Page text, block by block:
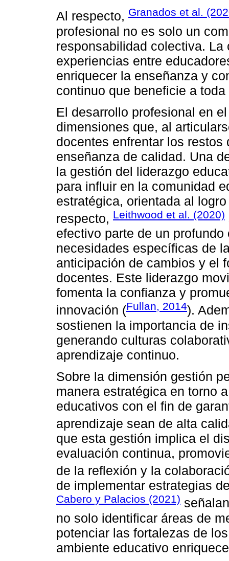
Al respecto, Granados et al.
profesional no es solo un
responsabilidad colectiva.
experiencias entre
enriquecer la enseñanza y
continuo que beneficie a
El desarrollo profesional en
dimensiones que, al
docentes enfrentar los
enseñanza de calidad. Una
la gestión del liderazgo
para influir en la comunidad
estratégica, orientada al
respecto, Leithwood et al. (2020)
efectivo parte de un
necesidades específicas de
anticipación de cambios y el
docentes. Este liderazgo
fomenta la confianza y
innovación (Fullan, 2014).
sostienen la importancia de
generando culturas
aprendizaje continuo.
Sobre la dimensión gestión
manera estratégica en torno
educativos con el fin de
aprendizaje sean de alta
que esta gestión implica el
evaluación continua,
de la reflexión y la
de implementar estrategias
Cabero y Palacios (2021)
no solo identificar áreas de
potenciar las fortalezas de
ambiente educativo